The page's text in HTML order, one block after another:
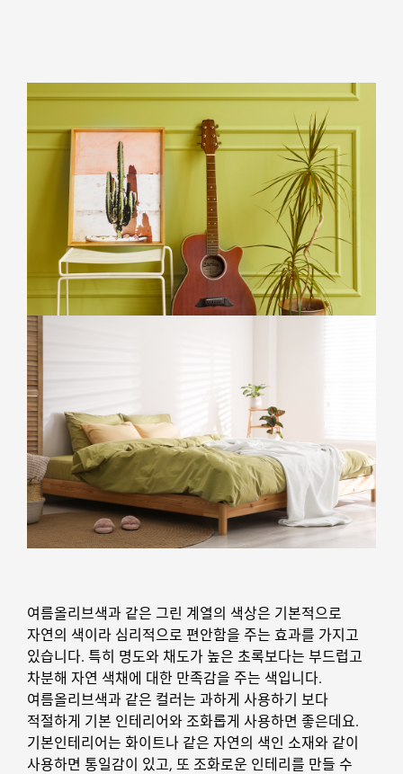
여름올리브색과 같은 그린 계열의 색상은 기본적으로
자연의 색이라 심리적으로 편안함을 주는 효과를 가지고
있습니다. 특히 명도와 채도가 높은 초록보다는 부드럽고
차분해 자연 색채에 대한 만족감을 주는 색입니다.
여름올리브색과 같은 컬러는 과하게 사용하기 보다
적절하게 기본 인테리어와 조화롭게 사용하면 좋은데요.
기본인테리어는 화이트나 같은 자연의 색인 소재와 같이
사용하면 통일감이 있고, 또 조화로운 인테리를 만들 수